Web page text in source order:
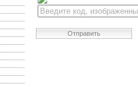
Отправить